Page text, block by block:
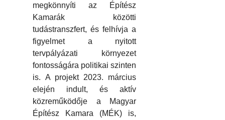
megkönnyíti az Építész
Kamarák közötti
tudástranszfert, és felhívja a
figyelmet a nyitott
tervpályázati környezet
fontosságára politikai szinten
is. A projekt 2023. március
elején indult, és aktív
közreműködője a Magyar
Építész Kamara (MÉK) is,